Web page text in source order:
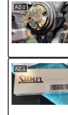
AZ-1
AZ-1